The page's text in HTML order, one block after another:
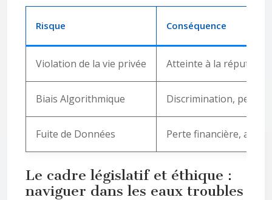
Risque Conséquence
Violation de la vie privée Atteinte à la
Biais Algorithmique Discrimination,
Fuite de Données Perte financière,
Le cadre législatif et éthique :
naviguer dans les eaux troubles